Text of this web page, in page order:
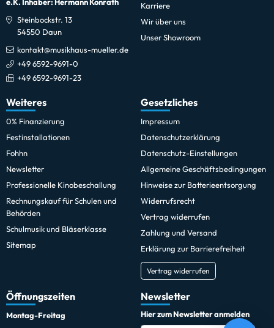
Steinbockstr. 13
54550 Daun
kontakt@musikhaus-mueller.de
+49 6592-9691-0
+49 6592-9691-23
Karriere
Wir über uns
Unser Showroom
Weiteres
0% Finanzierung
Festinstallationen
Fohhn
Newsletter
Professionelle Kinobeschallung
Rechnungskauf für Schulen und
Behörden
Schulmusik und Bläserklasse
Sitemap
Gesetzliches
Impressum
Datenschutzerklärung
Datenschutz-Einstellungen
Allgemeine Geschäftsbedingungen
Hinweise zur Batterieentsorgung
Widerrufsrecht
Vertrag widerrufen
Zahlung und Versand
Erklärung zur Barrierefreiheit
Vertrag widerrufen
Öffnungszeiten
Montag-Freitag
Newsletter
Hier zum Newsletter anmelden